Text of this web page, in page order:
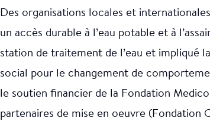
Des organisations locales et
un accès durable à l’eau potable et à
station de traitement de l’eau et impliqué
social pour le changement de
le soutien financier de la Fondation
partenaires de mise en oeuvre